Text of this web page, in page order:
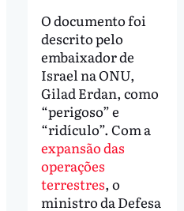
O documento foi
descrito pelo
embaixador de
Israel na ONU,
Gilad Erdan, como
“perigoso” e
“ridículo”. Com a
expansão das
operações
terrestres, o
ministro da Defesa